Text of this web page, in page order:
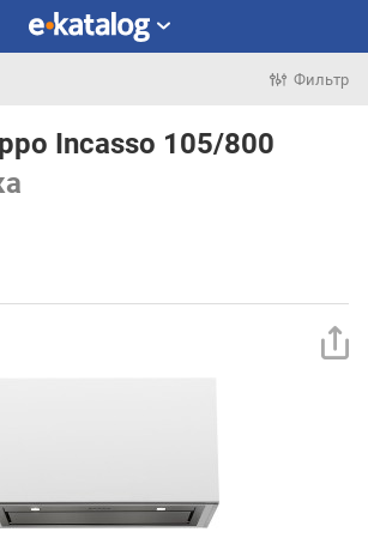
Фильтр
Incasso 105/800